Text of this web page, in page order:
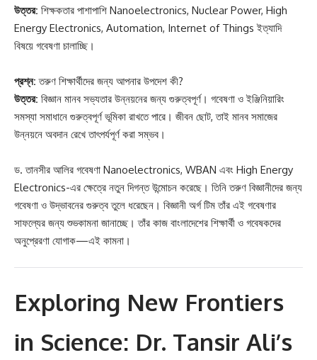
উত্তর: শিক্ষকতার পাশাপাশি Nanoelectronics, Nuclear Power, High
Energy Electronics, Automation, Internet of Things ইত্যাদি
বিষয়ে গবেষণা চালাচ্ছি।
প্রশ্ন: তরুণ শিক্ষার্থীদের জন্য আপনার উপদেশ কী?
উত্তর: বিজ্ঞান মানব সভ্যতার উন্নয়নের জন্য গুরুত্বপূর্ণ। গবেষণা ও ইঞ্জিনিয়ারিং
সমস্যা সমাধানে গুরুত্বপূর্ণ ভূমিকা রাখতে পারে। জীবন ছোট, তাই মানব সমাজের
উন্নয়নে অবদান রেখে তাৎপর্যপূর্ণ করা সম্ভব।
ড. তানসীর আলির গবেষণা Nanoelectronics, WBAN এবং High Energy
Electronics-এর ক্ষেত্রে নতুন দিগন্ত উন্মোচন করেছে। তিনি তরুণ বিজ্ঞানীদের জন্য
গবেষণা ও উদ্ভাবনের গুরুত্ব তুলে ধরেছেন। বিজ্ঞানী অর্গ টিম তাঁর এই গবেষণার
সাফল্যের জন্য শুভকামনা জানাচ্ছে। তাঁর কাজ বাংলাদেশের শিক্ষার্থী ও গবেষকদের
অনুপ্রেরণা যোগাক—এই কামনা।
Exploring New Frontiers
in Science: Dr. Tansir Ali’s